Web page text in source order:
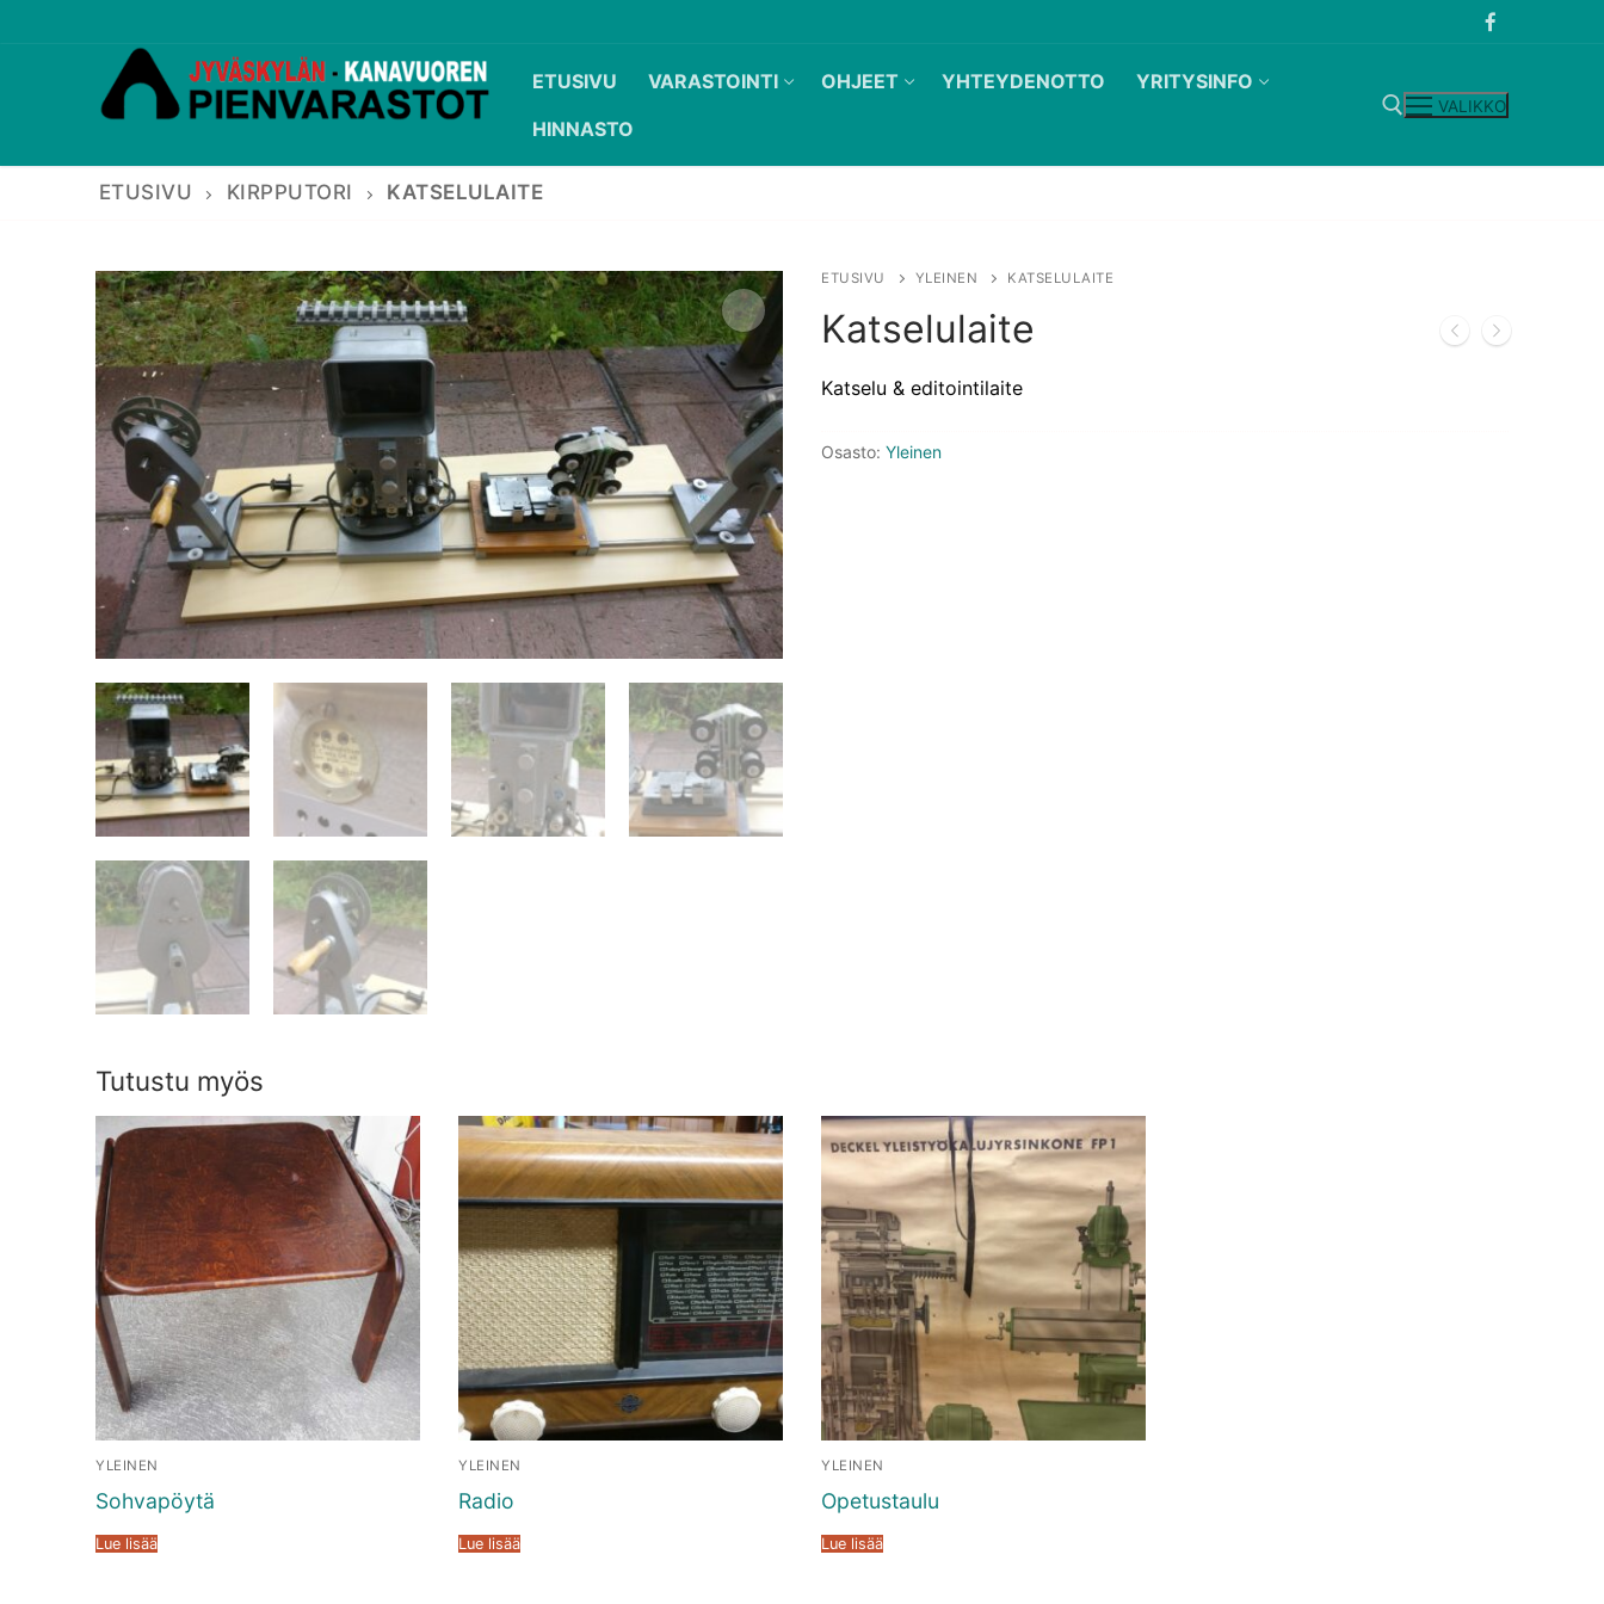
ETUSIVU
VARASTOINTI OHJEET YHTEYDENOTTO
YRITYSINFO
HINNASTO
VALIKKO
ETUSIVU KIRPPUTORI KATSELULAITE
ETUSIVU YLEINEN KATSELULAITE
Katselulaite
Katselu & editointilaite
Osasto: Yleinen
Tutustu myös
YLEINEN
Sohvapöytä
Lue lisää
YLEINEN
Radio
Lue lisää
YLEINEN
Opetustaulu
Lue lisää